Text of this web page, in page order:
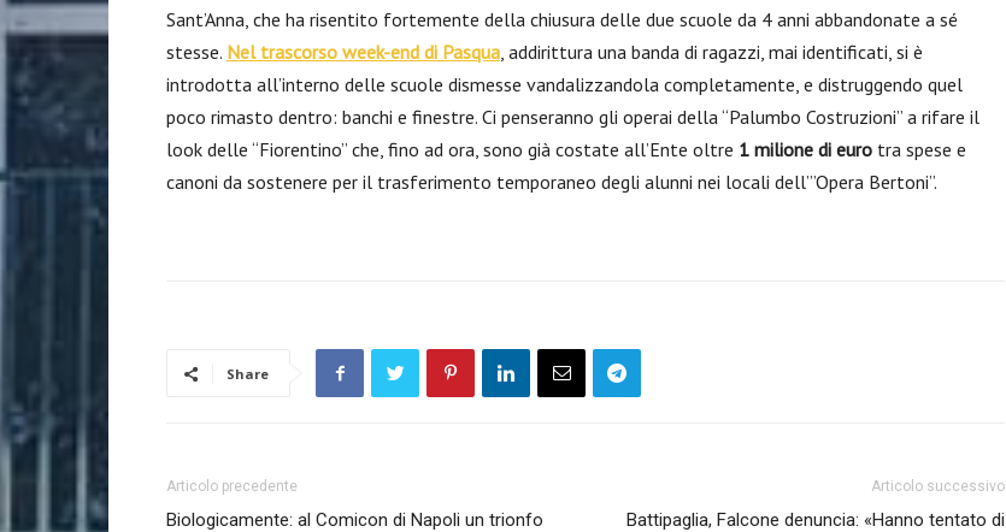
Sant’Anna, che ha risentito fortemente della chiusura delle due scuole da 4 anni abbandonate a sé
stesse. Nel trascorso week-end di Pasqua, addirittura una banda di ragazzi, mai identificati, si è
introdotta all’interno delle scuole dismesse vandalizzandola completamente, e distruggendo quel
poco rimasto dentro: banchi e finestre. Ci penseranno gli operai della “Palumbo Costruzioni” a rifare il
look delle “Fiorentino” che, fino ad ora, sono già costate all’Ente oltre 1 milione di euro tra spese e
canoni da sostenere per il trasferimento temporaneo degli alunni nei locali dell’”Opera Bertoni”.
Share
Articolo precedente
Biologicamente: al Comicon di Napoli un trionfo
Articolo successivo
Battipaglia, Falcone denuncia: «Hanno tentato di